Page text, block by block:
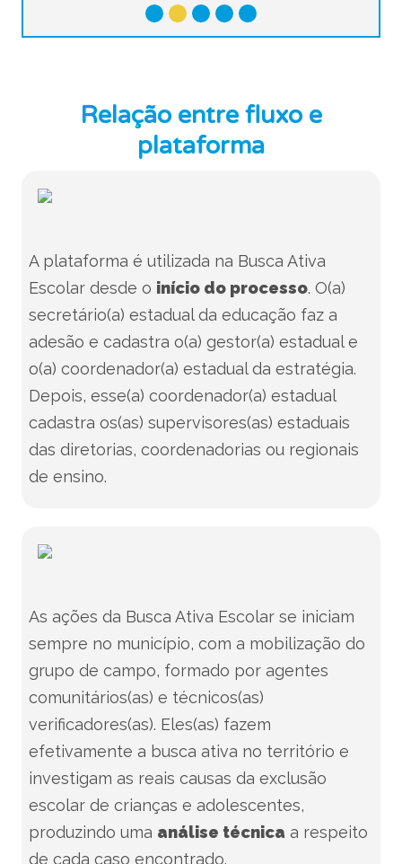
Relação entre fluxo e
plataforma
A plataforma é utilizada na Busca Ativa
Escolar desde o início do processo. O(a)
secretário(a) estadual da educação faz a
adesão e cadastra o(a) gestor(a) estadual e
o(a) coordenador(a) estadual da estratégia.
Depois, esse(a) coordenador(a) estadual
cadastra os(as) supervisores(as) estaduais
das diretorias, coordenadorias ou regionais
de ensino.
As ações da Busca Ativa Escolar se iniciam
sempre no município, com a mobilização do
grupo de campo, formado por agentes
comunitários(as) e técnicos(as)
verificadores(as). Eles(as) fazem
efetivamente a busca ativa no território e
investigam as reais causas da exclusão
escolar de crianças e adolescentes,
produzindo uma análise técnica a respeito
de cada caso encontrado.